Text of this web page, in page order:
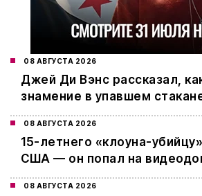
08 АВГУСТА 2026
Джей Ди Вэнс рассказал,
знамение в упавшем
08 АВГУСТА 2026
15-летнего «клоуна-
США — он попал на
08 АВГУСТА 2026